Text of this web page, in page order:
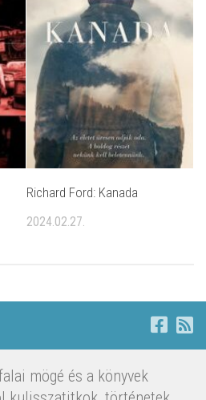
Richard Ford: Kanada
2024.02.27.
mögé és a könyvek